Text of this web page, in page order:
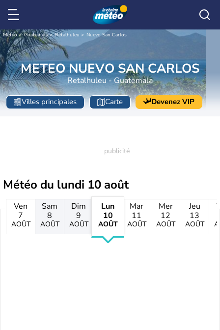
Météo Guatemala Retalhuleu Nuevo San Carlos
METEO NUEVO SAN CARLOS
Retalhuleu - Guatemala
Villes principales Carte Devenez VIP
Météo du lundi 10 août
Ven
7
AOÛT
Sam
8
AOÛT
Dim
9
AOÛT
Lun
10
AOÛT
Mar
11
AOÛT
Mer
12
AOÛT
Jeu
13
AOÛT